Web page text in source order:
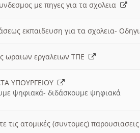
με πηγες για τα σχολεια
εκπαιδευση για τα σχολεια-
ωραιων εργαλειων ΤΠΕ
ΥΠΟΥΡΓΕΙΟΥ
ψηφιακά- διδάσκουμε ψηφιακά
τις ατομικές (συντομες)